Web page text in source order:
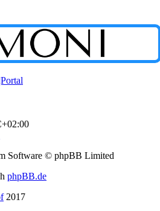
Software © phpBB Limited
phpBB.de
2017